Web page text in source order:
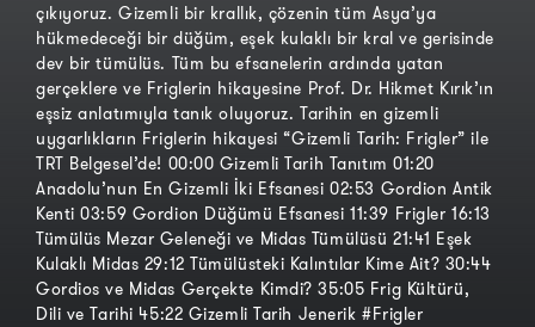
çıkıyoruz. Gizemli bir krallık, çözenin tüm Asya’ya
hükmedeceği bir düğüm, eşek kulaklı bir kral ve gerisinde
dev bir tümülüs. Tüm bu efsanelerin ardında yatan
gerçeklere ve Friglerin hikayesine Prof. Dr. Hikmet Kırık’ın
eşsiz anlatımıyla tanık oluyoruz. Tarihin en gizemli
uygarlıkların Friglerin hikayesi “Gizemli Tarih: Frigler” ile
TRT Belgesel’de! 00:00 Gizemli Tarih Tanıtım 01:20
Anadolu’nun En Gizemli İki Efsanesi 02:53 Gordion Antik
Kenti 03:59 Gordion Düğümü Efsanesi 11:39 Frigler 16:13
Tümülüs Mezar Geleneği ve Midas Tümülüsü 21:41 Eşek
Kulaklı Midas 29:12 Tümülüsteki Kalıntılar Kime Ait? 30:44
Gordios ve Midas Gerçekte Kimdi? 35:05 Frig Kültürü,
Dili ve Tarihi 45:22 Gizemli Tarih Jenerik #Frigler